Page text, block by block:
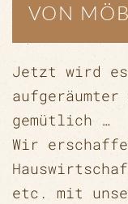
VON
Jetzt wird
gemütlich …
Wir
etc. mit